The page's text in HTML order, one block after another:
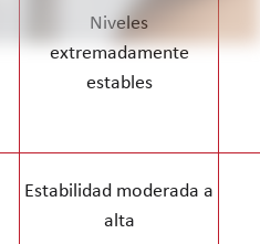
Niveles
extremadamente
estables
Estabilidad moderada a
alta